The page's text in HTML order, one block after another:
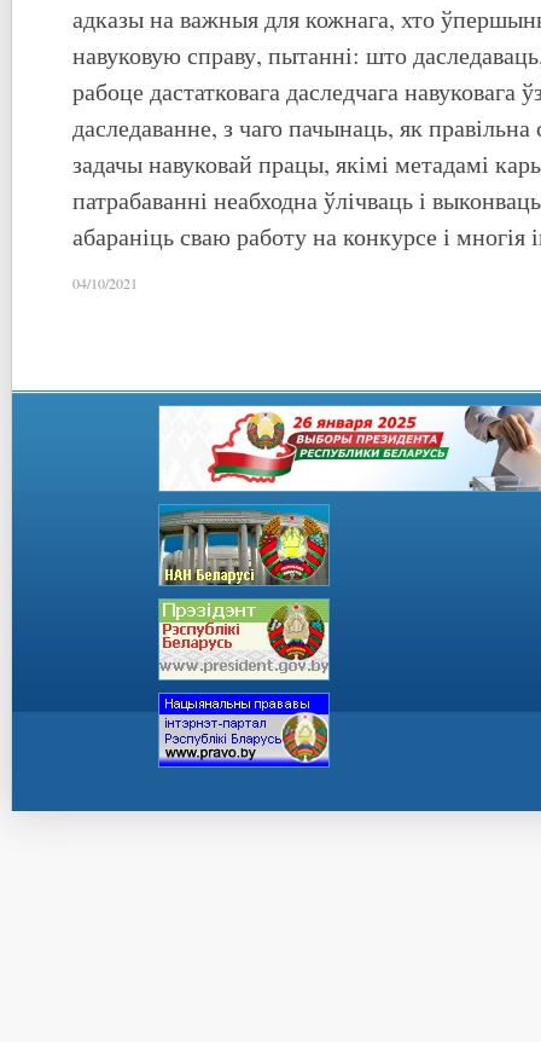
адказы на важныя для кожнага, хто
навуковую справу, пытанні: што
рабоце дастатковага даследчага навуковага
даследаванне, з чаго пачынаць, як
задачы навуковай працы, якімі метадамі
патрабаванні неабходна ўлічваць і
абараніць сваю работу на конкурсе і многія
04/10/2021